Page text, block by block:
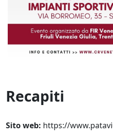
Recapiti
Sito web: https://